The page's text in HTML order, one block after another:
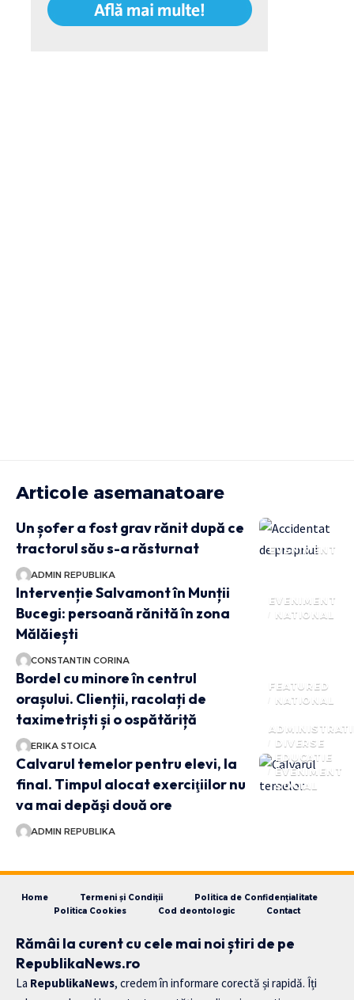
Articole asemanatoare
EVENIMENT
Un șofer a fost grav rănit după ce
tractorul său s-a răsturnat
ADMIN REPUBLIKA
EVENIMENT
NATIONAL
Intervenție Salvamont în Munții
Bucegi: persoană rănită în zona
Mălăiești
CONSTANTIN CORINA
FEATURED
NATIONAL
Bordel cu minore în centrul
orașului. Clienții, racolați de
taximetriști și o ospătăriță
ERIKA STOICA
DIVERSE
EDUCATIE
EVENIMENT
SOCIAL
Calvarul temelor pentru elevi, la
final. Timpul alocat exerciţiilor nu
va mai depăşi două ore
ADMIN REPUBLIKA
Home Termeni și Condiții
Politica de Confidențialitate
Politica Cookies
Cod deontologic Contact
Rămâi la curent cu cele mai noi știri de pe
RepublikaNews.ro
La RepublikaNews, credem în informare corectă și rapidă. Îți